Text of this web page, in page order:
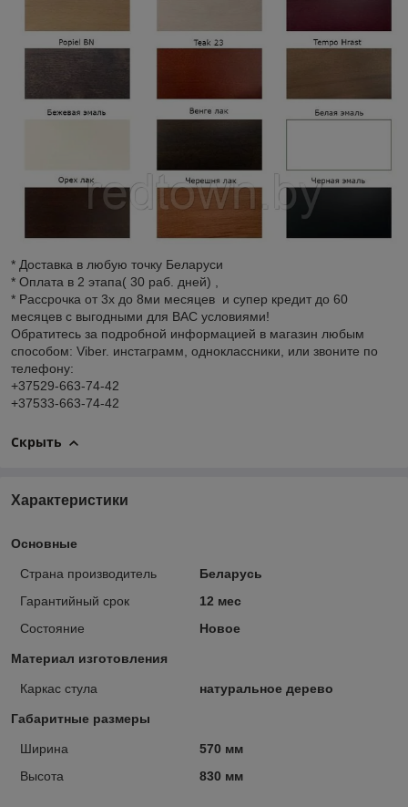
* Доставка в любую точку Беларуси
* Оплата в 2 этапа( 30 раб. дней) ,
* Рассрочка от 3х до 8ми месяцев и супер кредит до 60
месяцев с выгодными для ВАС условиями!
Обратитесь за подробной информацией в магазин любым
способом: Viber. инстаграмм, одноклассники, или звоните по
телефону:
+37529-663-74-42
+37533-663-74-42
Скрыть
Характеристики
Основные
Страна производитель
Беларусь
Гарантийный срок
12 мес
Состояние
Новое
Материал изготовления
Каркас стула натуральное дерево
Габаритные размеры
Ширина
570 мм
Высота
830 мм